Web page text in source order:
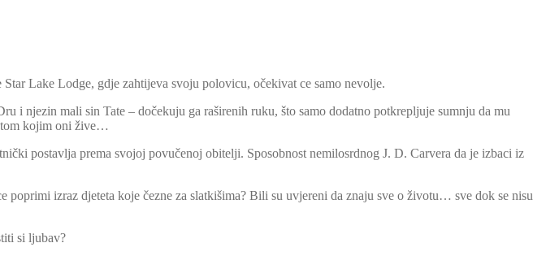
Lake Lodge, gdje zahtijeva svoju polovicu, očekivat ce samo nevolje.
i njezin mali sin Tate – dočekuju ga raširenih ruku, što samo dodatno potkrepljuje sumnju da mu
kojim oni žive…
postavlja prema svojoj povučenoj obitelji. Sposobnost nemilosrdnog J. D. Carvera da je izbaci iz
poprimi izraz djeteta koje čezne za slatkišima? Bili su uvjereni da znaju sve o životu… sve dok se nisu
si ljubav?